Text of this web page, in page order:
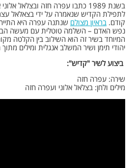
בשנת 1989 כתבו עפרה חזה ובצלאל
לתפילת הקדיש שנאמרה על ידי בצאלאל
קודם. בראיון מצולם שנתנה עפרה היא
נפש האדם – השלמה טוטלית עם מעשה
המיוחד בשיר זה הוא השילוב בין הקלטה
יהודי תימן ושיר המשלב אנגלית ומילים
ביצוע לשיר "קדיש":
שירה: עפרה חזה
מילים ולחן: בצלאל אלוני ועפרה חזה